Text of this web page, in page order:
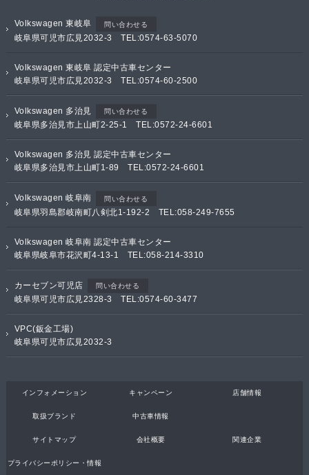
Volkswagen 東岐阜 問い合わせる
岐阜県可児市広見2032-3 TEL:0574-63-5070
Volkswagen 東岐阜 認定中古車センター
岐阜県可児市広見2032-3 TEL:0574-60-2500
Volkswagen 多治見 問い合わせる
岐阜県多治見市上山町2-25-1 TEL:0572-24-6601
Volkswagen 多治見 認定中古車センター
岐阜県多治見市上山町1-89 TEL:0572-24-6601
Volkswagen 岐阜南 問い合わせる
岐阜県羽島郡岐南町八剣北1-192-2 TEL:058-249-7655
Volkswagen 岐阜南 認定中古車センター
岐阜県岐阜市花沢町4-13-1 TEL:058-214-3310
カーセブン可児店 問い合わせる
岐阜県可児市広見2328-3 TEL:0574-60-3477
VPC(鈑金工場)
岐阜県可児市広見2032-3
インフォメーション キャンペーン 店舗情報
取扱ブランド 中古車情報
サイトマップ 会社概要 関連企業
プライバシーポリシー・情報